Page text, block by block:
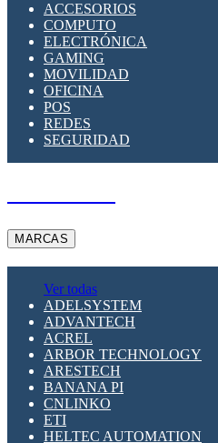
SUPRESOR DE
APLICACIONES
ACCESORIOS
COMPUTO
ELECTRÓNICA
GAMING
MOVILIDAD
OFICINA
POS
REDES
SEGURIDAD
MARCAS
Ver todas
ADELSYSTEM
ADVANTECH
ACREL
ARBOR TECHNOLOGY
ARESTECH
BANANA PI
CNLINKO
ETI
HELTEC AUTOMATION